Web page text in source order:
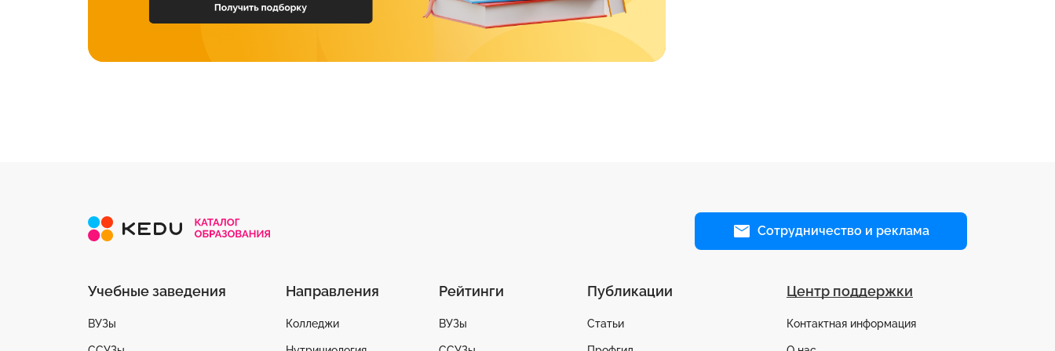
Сотрудничество и реклама
Учебные заведения
ВУЗы
Направления
Колледжи
Рейтинги
ВУЗы
Публикации
Статьи
Центр поддержки
Контактная информация